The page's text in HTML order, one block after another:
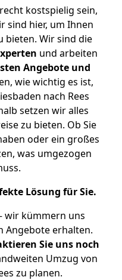
kostspielig sein,
sind hier, um Ihnen
bieten. Wir sind die
und arbeiten
Angebote und
wie wichtig es ist,
nach Rees
setzen wir alles
zu bieten. Ob Sie
oder ein großes
was umgezogen
Lösung für Sie.
wir kümmern uns
Angebote erhalten.
Sie uns noch
Umzug von
zu planen.